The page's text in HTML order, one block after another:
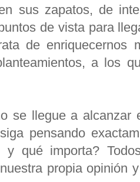
sus zapatos, de
de vista para
de enriquecernos
a los
se llegue a alcanzar
pensando
qué importa?
propia opinión